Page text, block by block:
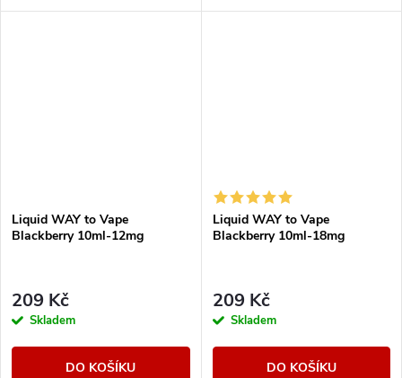
České liquidy WAY to Vape jsou
Liquid WAY to Vape
Blackberry 10ml-12mg
209 Kč
Skladem
DO KOŠÍKU
Liquid WAY to Vape
Blackberry 10ml-18mg
209 Kč
Skladem
DO KOŠÍKU